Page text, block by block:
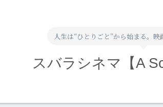
人生は“ひとりごと”から始まる。映
スバラシネマ【A